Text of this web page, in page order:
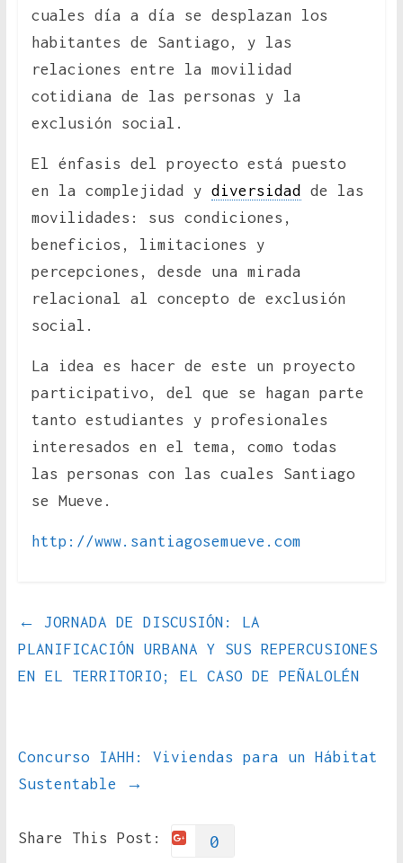
cuales día a día se desplazan los
habitantes de Santiago, y las
relaciones entre la movilidad
cotidiana de las personas y la
exclusión social.
El énfasis del proyecto está puesto
en la complejidad y diversidad
de las
movilidades: sus condiciones,
beneficios, limitaciones y
percepciones, desde una mirada
relacional al concepto de exclusión
social.
La idea es hacer de este un proyecto
participativo, del que se hagan parte
tanto estudiantes y profesionales
interesados en el tema, como todas
las personas con las cuales Santiago
se Mueve.
http://www.santiagosemueve.com
←
JORNADA DE DISCUSIÓN: LA
PLANIFICACIÓN URBANA Y SUS REPERCUSIONES
EN EL TERRITORIO; EL CASO DE PEÑALOLÉN
Concurso IAHH: Viviendas para un Hábitat
Sustentable
→
Share This Post: 0